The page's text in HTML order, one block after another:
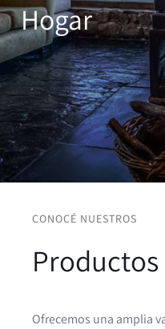
Hogar
CONOCÉ NUESTROS
Productos
Ofrecemos una amplia